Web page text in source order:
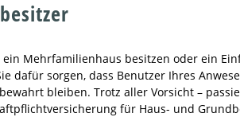
ein Mehrfamilienhaus besitzen oder ein
dafür sorgen, dass Benutzer Ihres
bleiben. Trotz aller Vorsicht –
für Haus- und